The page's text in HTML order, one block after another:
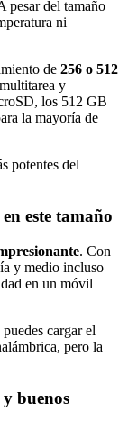
pesar del tamaño
ni
de 256 o 512
y
los 512 GB
la mayoría de
potentes del
este tamaño
. Con
y medio incluso
en un móvil
cargar el
pero la
buenos